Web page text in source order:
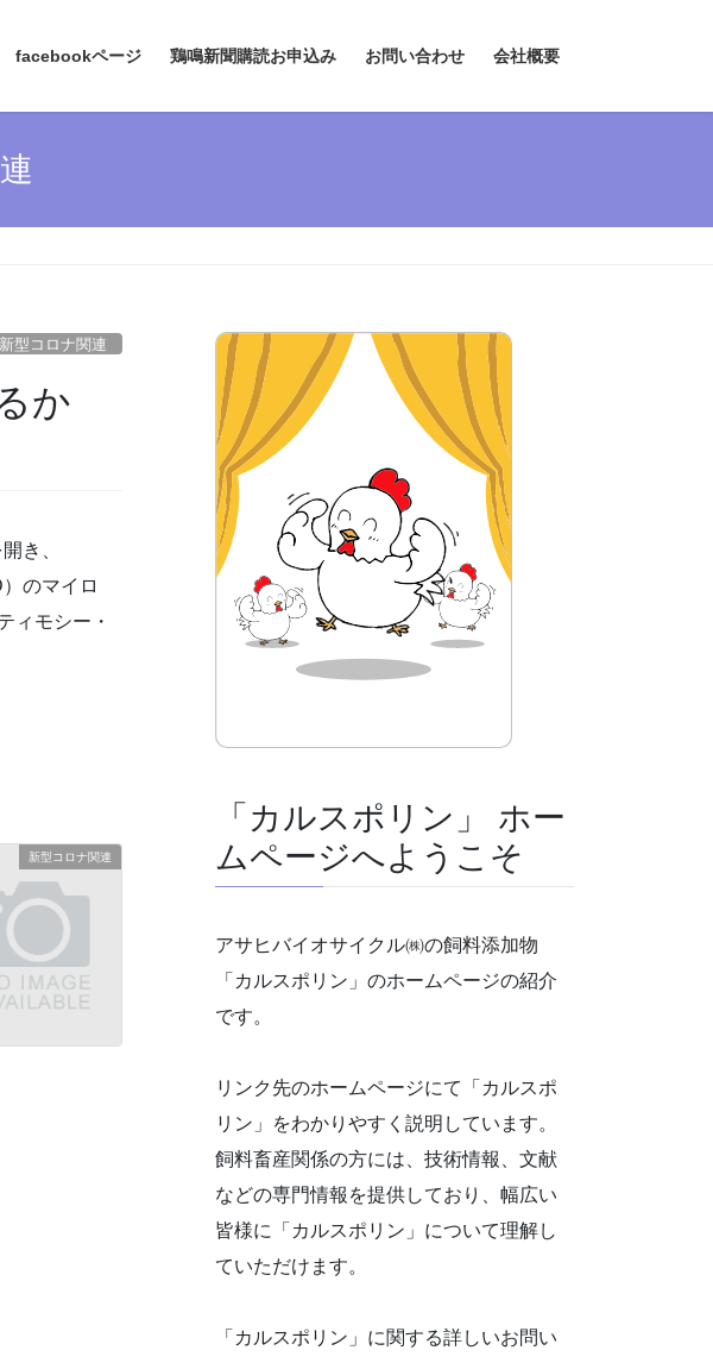
facebookページ 鶏鳴新聞購読お申込み お問い合わせ 会社概要
新型コロナ関連
か
き、
のマイロ
ィモシー・
新型コロナ関連
「カルスポリン」 ホー
ムページへようこそ
アサヒバイオサイクル㈱の飼料添加物
「カルスポリン」のホームページの紹介
です。
リンク先のホームページにて「カルスポ
リン」をわかりやすく説明しています。
飼料畜産関係の方には、技術情報、文献
などの専門情報を提供しており、幅広い
皆様に「カルスポリン」について理解し
ていただけます。
「カルスポリン」に関する詳しいお問い